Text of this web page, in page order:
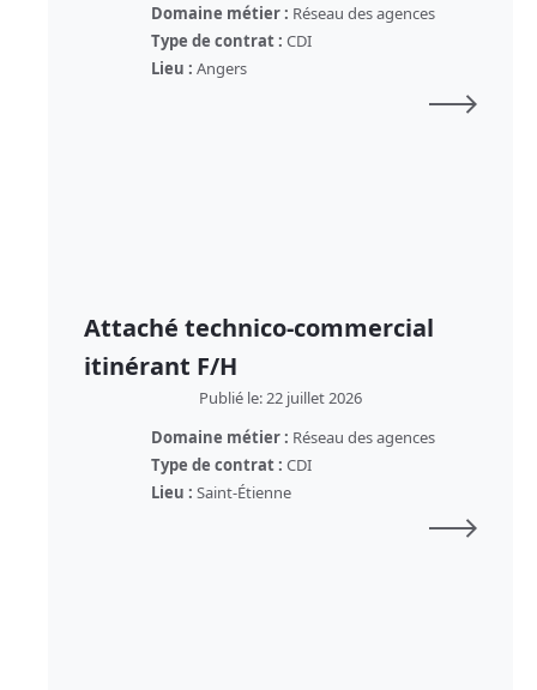
Domaine métier : Réseau des agences
Type de contrat : CDI
Lieu : Angers
Attaché technico-commercial
itinérant F/H
Publié le: 22 juillet 2026
Domaine métier : Réseau des agences
Type de contrat : CDI
Lieu : Saint-Étienne